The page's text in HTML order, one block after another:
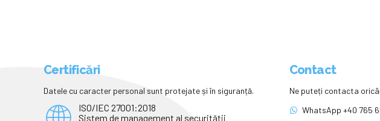
Certificări
Datele cu caracter personal sunt protejate și în siguranță.
ISO/IEC 27001:2018
Sistem de management al securității
Contact
Ne puteți contacta
WhatsApp +40 765